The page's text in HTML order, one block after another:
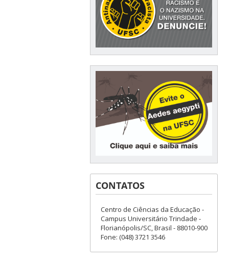
CONTATOS
Centro de Ciências da Educação -
Campus Universitário Trindade -
Florianópolis/SC, Brasil - 88010-900
Fone: (048) 3721 3546